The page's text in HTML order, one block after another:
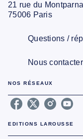
21 rue du
75006 Paris
Questions /
Nous contacter
NOS RÉSEAUX
EDITIONS LAROUSSE